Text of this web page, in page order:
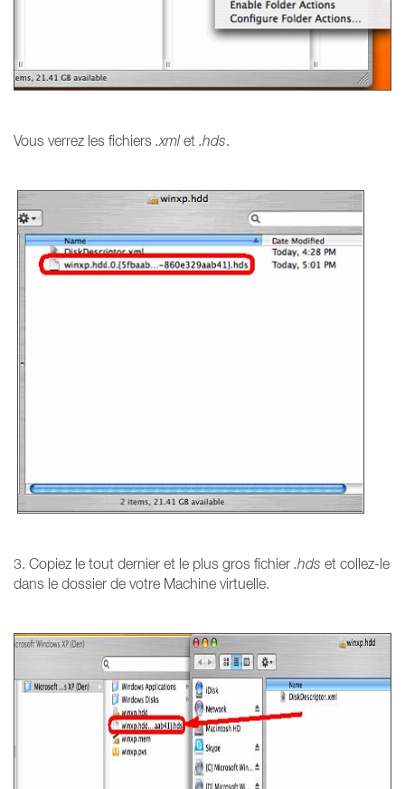
Vous verrez les fichiers .xmlet .hds.
3. Copiez le tout dernier et le plus gros fichier .hds et collez-le
dans le dossier de votre Machine virtuelle.